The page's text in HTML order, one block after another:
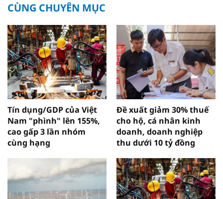
CÙNG CHUYÊN MỤC
Tín dụng/GDP của Việt
Nam "phình" lên 155%,
cao gấp 3 lần nhóm
cùng hạng
Đề xuất giảm 30% thuế
cho hộ, cá nhân kinh
doanh, doanh nghiệp
thu dưới 10 tỷ đồng